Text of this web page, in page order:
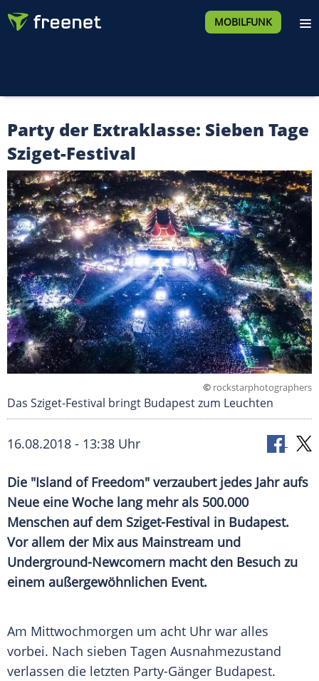
MOBILFUNK
Party der Extraklasse: Sieben Tage
Sziget-Festival
© rockstarphotographers
Das Sziget-Festival bringt Budapest zum Leuchten
16.08.2018 - 13:38 Uhr
Die "Island of Freedom" verzaubert jedes Jahr aufs
Neue eine Woche lang mehr als 500.000
Menschen auf dem Sziget-Festival in Budapest.
Vor allem der Mix aus Mainstream und
Underground-Newcomern macht den Besuch zu
einem außergewöhnlichen Event.
Am Mittwochmorgen um acht Uhr war alles
vorbei. Nach sieben Tagen Ausnahmezustand
verlassen die letzten Party-Gänger Budapest.